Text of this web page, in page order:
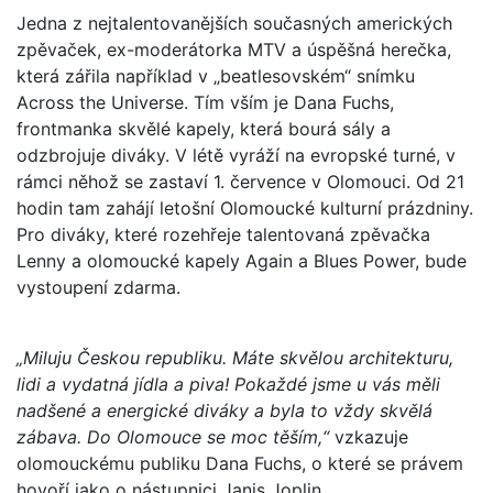
Jedna z nejtalentovanějších současných amerických
zpěvaček, ex-moderátorka MTV a úspěšná herečka,
která zářila například v „beatlesovském“ snímku
Across the Universe. Tím vším je Dana Fuchs,
frontmanka skvělé kapely, která bourá sály a
odzbrojuje diváky. V létě vyráží na evropské turné, v
rámci něhož se zastaví 1. července v Olomouci. Od 21
hodin tam zahájí letošní Olomoucké kulturní prázdniny.
Pro diváky, které rozehřeje talentovaná zpěvačka
Lenny a olomoucké kapely Again a Blues Power, bude
vystoupení zdarma.
„Miluju Českou republiku. Máte skvělou architekturu,
lidi a vydatná jídla a piva! Pokaždé jsme u vás měli
nadšené a energické diváky a byla to vždy skvělá
zábava. Do Olomouce se moc těším,“vzkazuje
olomouckému publiku Dana Fuchs, o které se právem